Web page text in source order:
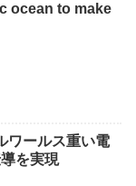
ocean to make
ワールス重い電
を実現